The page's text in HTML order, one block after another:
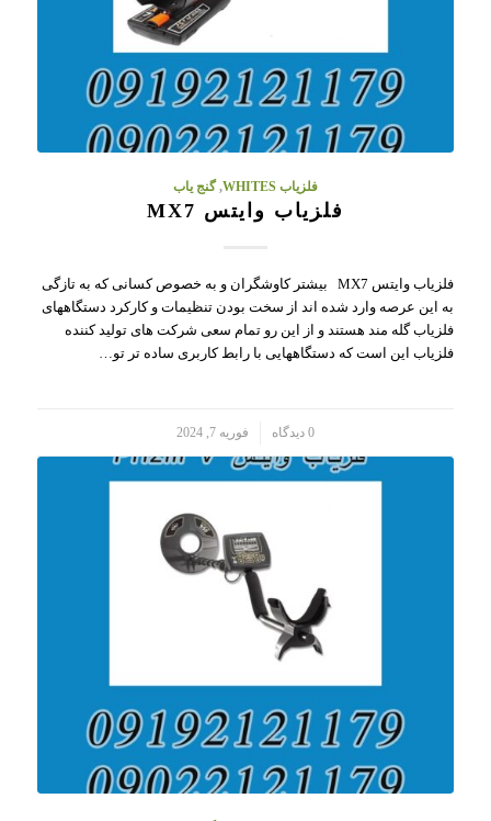
فلزیاب WHITES ,گنج یاب
فلزیاب وایتس MX7
فلزیاب وایتس MX7 بیشتر کاوشگران و به خصوص کسانی که به تازگی
به این عرصه وارد شده اند از سخت بودن تنظیمات و کارکرد دستگاههای
فلزیاب گله مند هستند و از این رو تمام سعی شرکت های تولید کننده
فلزیاب این است که دستگاههایی با رابط کاربری ساده تر تو…
0 دیدگاه فوریه 7, 2024